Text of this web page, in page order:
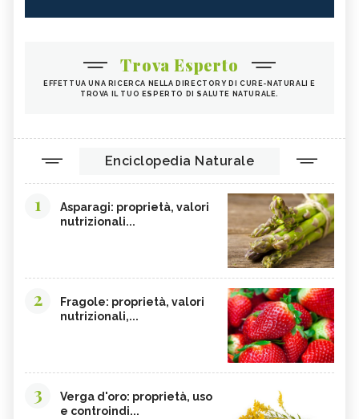
Trova Esperto
EFFETTUA UNA RICERCA NELLA DIRECTORY DI CURE-NATURALI E
TROVA IL TUO ESPERTO DI SALUTE NATURALE.
Enciclopedia Naturale
1
Asparagi: proprietà, valori
nutrizionali...
2
Fragole: proprietà, valori
nutrizionali,...
3
Verga d'oro: proprietà, uso
e controindi...